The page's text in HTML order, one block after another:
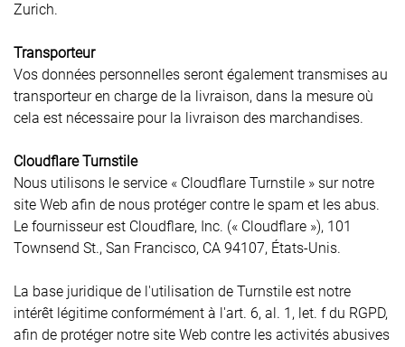
Zurich.
Transporteur
Vos données personnelles seront également transmises au
transporteur en charge de la livraison, dans la mesure où
cela est nécessaire pour la livraison des marchandises.
Cloudflare Turnstile
Nous utilisons le service « Cloudflare Turnstile » sur notre
site Web afin de nous protéger contre le spam et les abus.
Le fournisseur est Cloudflare, Inc. (« Cloudflare »), 101
Townsend St., San Francisco, CA 94107, États-Unis.
La base juridique de l'utilisation de Turnstile est notre
intérêt légitime conformément à l'art. 6, al. 1, let. f du RGPD,
afin de protéger notre site Web contre les activités abusives